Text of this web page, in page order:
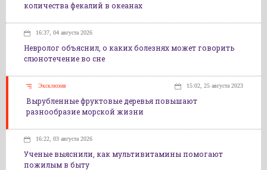
количества фекалий в океанах
16:37, 04 августа 2026
Невролог объяснил, о каких болезнях может говорить
слюнотечение во сне
Эксклюзив 15:02, 25 августа 2023
Вырубленные фруктовые деревья повышают
разнообразие морской жизни
16:22, 03 августа 2026
Ученые выяснили, как мультивитамины помогают
пожилым в быту